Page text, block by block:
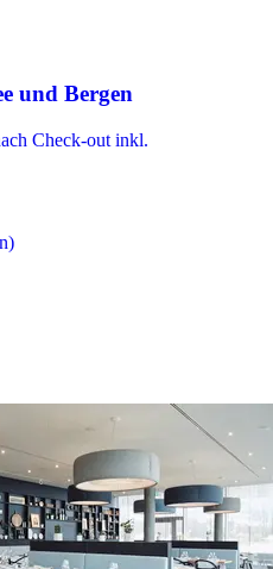
und Bergen
Check-out inkl.